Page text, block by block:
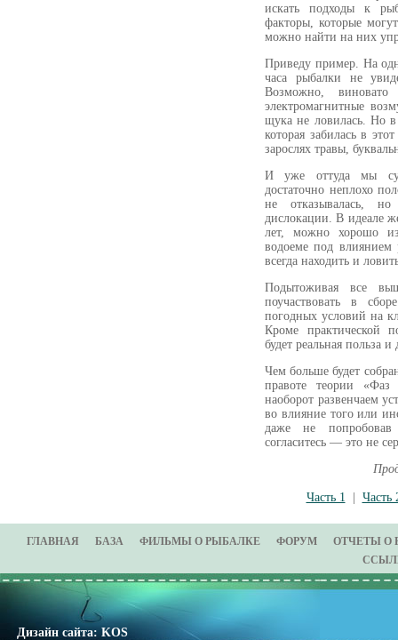
искать подходы к
факторы, которые
можно найти на них
Приведу пример. На
часа рыбалки не
Возможно,
электромагнитные
щука не ловилась. Но
которая забилась в
зарослях травы,
И уже оттуда мы
достаточно неплохо
не отказывалась,
дислокации. В идеале
лет, можно хорошо
водоеме под
всегда находить и
Подытоживая все
поучаствовать в
погодных условий на
Кроме практической
будет реальная польза
Чем больше будет
правоте теории
наоборот развенчаем
во влияние того или
даже не попробовав
согласитесь — это не
Часть 1 | Часть
ГЛАВНАЯ БАЗА ФИЛЬМЫ О РЫБАЛКЕ ФОРУМ
ОТЧЕТЫ О
Дизайн сайта: KOS